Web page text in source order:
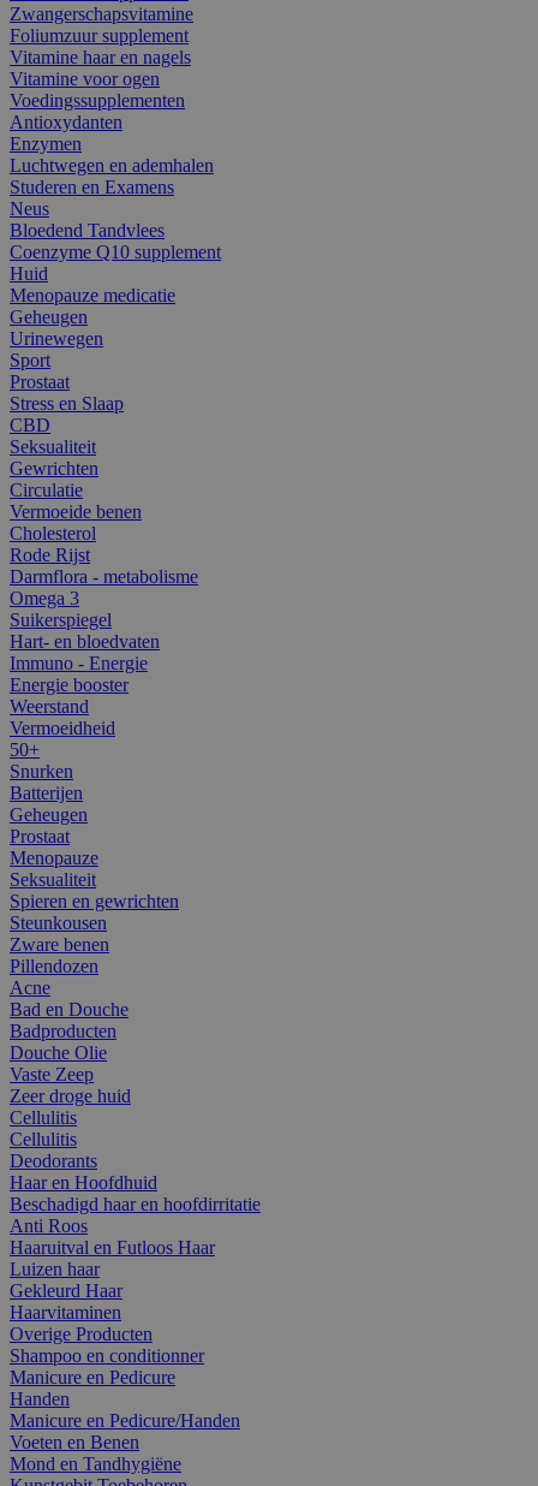
Zwangerschapsvitamine
Foliumzuur supplement
Vitamine haar en nagels
Vitamine voor ogen
Voedingssupplementen
Antioxydanten
Enzymen
Luchtwegen en ademhalen
Studeren en Examens
Neus
Bloedend Tandvlees
Coenzyme Q10 supplement
Huid
Menopauze medicatie
Geheugen
Urinewegen
Sport
Prostaat
Stress en Slaap
CBD
Seksualiteit
Gewrichten
Circulatie
Vermoeide benen
Cholesterol
Rode Rijst
Darmflora - metabolisme
Omega 3
Suikerspiegel
Hart- en bloedvaten
Immuno - Energie
Energie booster
Weerstand
Vermoeidheid
50+
Snurken
Batterijen
Geheugen
Prostaat
Menopauze
Seksualiteit
Spieren en gewrichten
Steunkousen
Zware benen
Pillendozen
Acne
Bad en Douche
Badproducten
Douche Olie
Vaste Zeep
Zeer droge huid
Cellulitis
Cellulitis
Deodorants
Haar en Hoofdhuid
Beschadigd haar en hoofdirritatie
Anti Roos
Haaruitval en Futloos Haar
Luizen haar
Gekleurd Haar
Haarvitaminen
Overige Producten
Shampoo en conditionner
Manicure en Pedicure
Handen
Manicure en Pedicure/Handen
Voeten en Benen
Mond en Tandhygiëne